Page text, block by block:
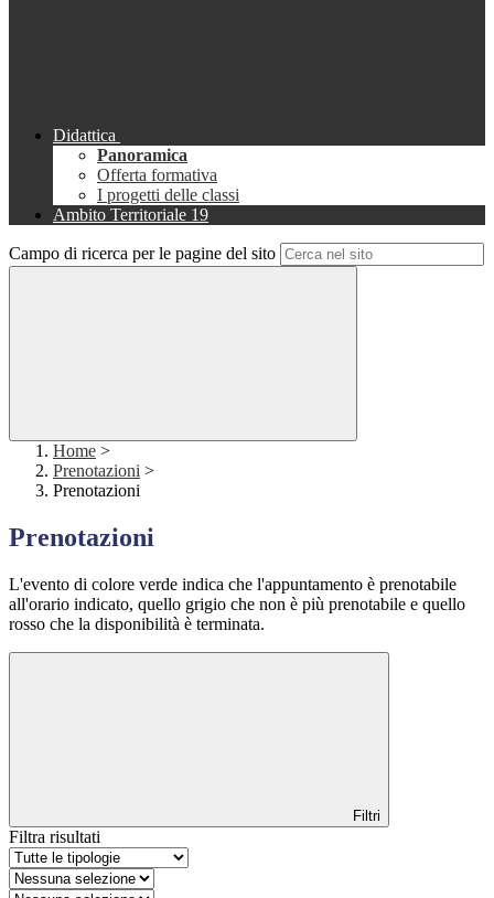
Didattica
Panoramica
Offerta formativa
I progetti delle classi
Ambito Territoriale 19
Campo di ricerca per le pagine del sito
Home >
Prenotazioni >
Prenotazioni
Prenotazioni
L'evento di colore verde indica che l'appuntamento è prenotabile
all'orario indicato, quello grigio che non è più prenotabile e quello
rosso che la disponibilità è terminata.
Filtri
Filtra risultati